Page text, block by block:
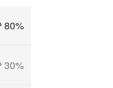
80%
30%